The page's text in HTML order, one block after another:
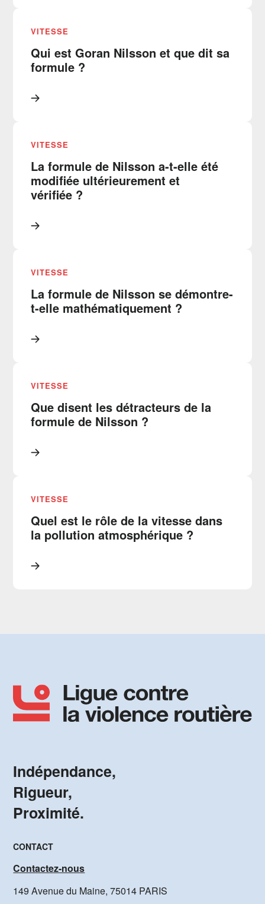
VITESSE
Qui est Goran Nilsson et que dit sa
formule ?
VITESSE
La formule de Nilsson a-t-elle été
modifiée ultérieurement et
vérifiée ?
VITESSE
La formule de Nilsson se démontre-
t-elle mathématiquement ?
VITESSE
Que disent les détracteurs de la
formule de Nilsson ?
VITESSE
Quel est le rôle de la vitesse dans
la pollution atmosphérique ?
Indépendance,
Rigueur,
Proximité.
CONTACT
Contactez-nous
149 Avenue du Maine, 75014 PARIS